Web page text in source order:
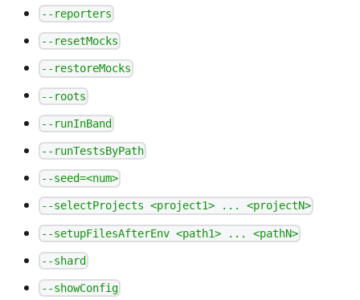
--reporters
--resetMocks
--restoreMocks
--roots
--runInBand
--runTestsByPath
--seed=<num>
--selectProjects <project1> ... <projectN>
--setupFilesAfterEnv <path1> ... <pathN>
--shard
--showConfig